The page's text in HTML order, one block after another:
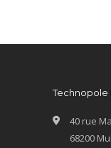
Technopole
40 rue
68200